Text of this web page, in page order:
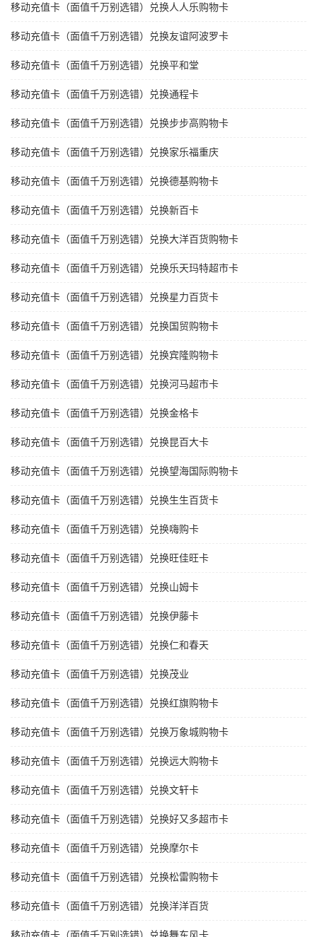
移动充值卡（面值千万别选错）兑换人人乐购物卡
移动充值卡（面值千万别选错）兑换友谊阿波罗卡
移动充值卡（面值千万别选错）兑换平和堂
移动充值卡（面值千万别选错）兑换通程卡
移动充值卡（面值千万别选错）兑换步步高购物卡
移动充值卡（面值千万别选错）兑换家乐福重庆
移动充值卡（面值千万别选错）兑换德基购物卡
移动充值卡（面值千万别选错）兑换新百卡
移动充值卡（面值千万别选错）兑换大洋百货购物卡
移动充值卡（面值千万别选错）兑换乐天玛特超市卡
移动充值卡（面值千万别选错）兑换星力百货卡
移动充值卡（面值千万别选错）兑换国贸购物卡
移动充值卡（面值千万别选错）兑换宾隆购物卡
移动充值卡（面值千万别选错）兑换河马超市卡
移动充值卡（面值千万别选错）兑换金格卡
移动充值卡（面值千万别选错）兑换昆百大卡
移动充值卡（面值千万别选错）兑换望海国际购物卡
移动充值卡（面值千万别选错）兑换生生百货卡
移动充值卡（面值千万别选错）兑换嗨购卡
移动充值卡（面值千万别选错）兑换旺佳旺卡
移动充值卡（面值千万别选错）兑换山姆卡
移动充值卡（面值千万别选错）兑换伊藤卡
移动充值卡（面值千万别选错）兑换仁和春天
移动充值卡（面值千万别选错）兑换茂业
移动充值卡（面值千万别选错）兑换红旗购物卡
移动充值卡（面值千万别选错）兑换万象城购物卡
移动充值卡（面值千万别选错）兑换远大购物卡
移动充值卡（面值千万别选错）兑换文轩卡
移动充值卡（面值千万别选错）兑换好又多超市卡
移动充值卡（面值千万别选错）兑换摩尔卡
移动充值卡（面值千万别选错）兑换松雷购物卡
移动充值卡（面值千万别选错）兑换洋洋百货